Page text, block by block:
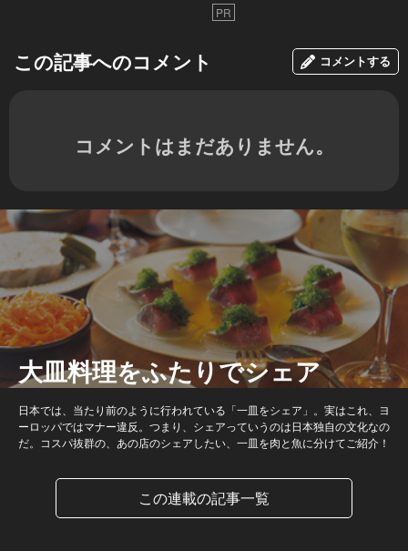
PR
この記事へのコメント コメントする
コメントはまだありません。
大皿料理をふたりでシェア
日本では、当たり前のように行われている「一皿をシェア」。実はこれ、ヨ
ーロッパではマナー違反。つまり、シェアっていうのは日本独自の文化なの
だ。コスパ抜群の、あの店のシェアしたい、一皿を肉と魚に分けてご紹介！
この連載の記事一覧